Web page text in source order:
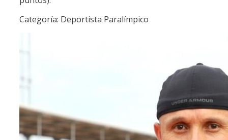
Categoría: Deportista Paralímpico